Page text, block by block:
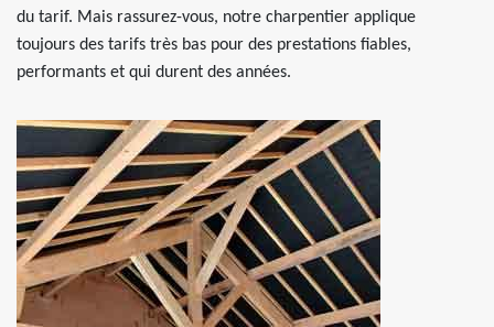
du tarif. Mais rassurez-vous, notre charpentier applique
toujours des tarifs très bas pour des prestations fiables,
performants et qui durent des années.